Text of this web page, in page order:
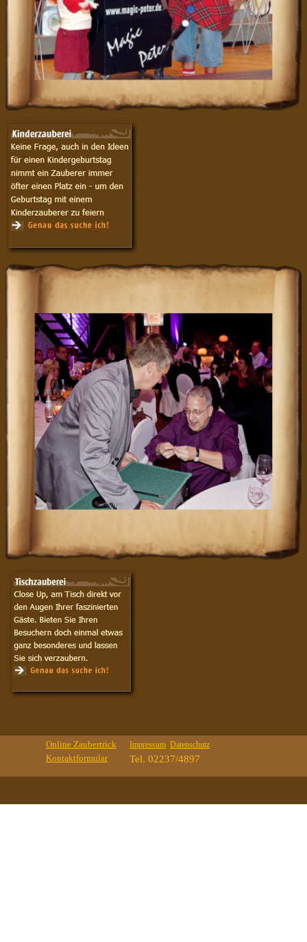
Online Zaubertrick
Kontaktformular
Impressum Datenschutz
Tel. 02237/4897